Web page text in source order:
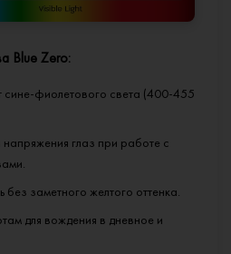
Blue Zero:
сине-фиолетового света (400-455
глаз при работе с
заметного желтого оттенка.
для вождения в дневное и